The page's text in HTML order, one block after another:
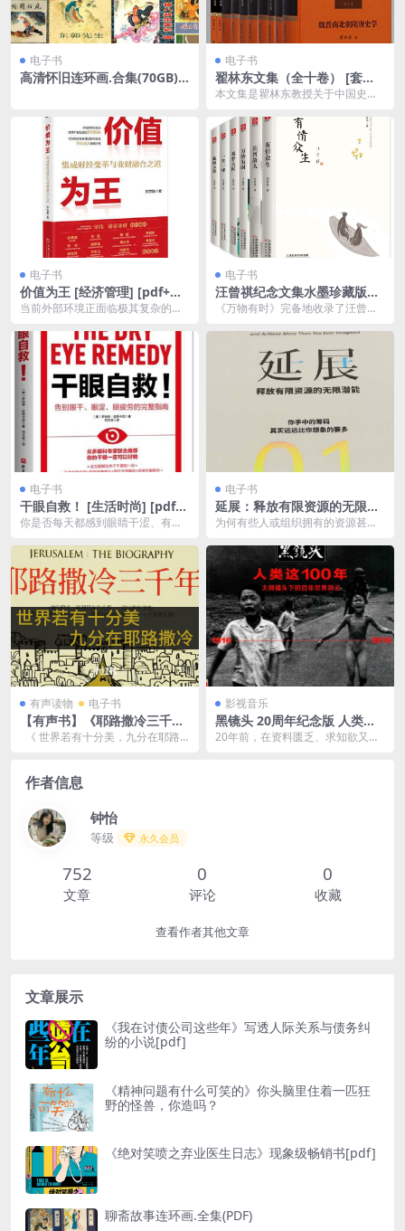
电子书
高清怀旧连环画.合集(70GB)
电子书
翟林东文集（全十卷） [ 套装
合集] [pdf+全格式]
本文集是瞿林东教授关于中国史学
的集结，内容既涵盖史...
电子书
价值为王 [ 经济管理] [pdf+全
格式]夸克网盘下载
当前外部环境正面临极其复杂的变
驱动的粗放式经营模式...
电子书
汪曾祺纪念文集水墨珍藏版套
装全六册 [ 套装合集] [pdf+全
《万物有时》完备地收录了汪曾祺
祺一生喜爱花鸟虫鱼，...
电子书
干眼自救！ [ 生活时尚] [pdf
+全格式]
你是否每天都感到眼睛干涩、有异
眼镜越来越困难？你可...
电子书
延展：释放有限资源的无限潜
能 [ 励志成功] [pdf+全格式]
为何有些人或组织拥有的资源甚少
握那么多资源却会失败...
有声读物 电子书
【有声书】《耶路撒冷三千
年》世界若有十分美，九分在
市的历史，更是整个世界的缩
影
《 世界若有十分美，九分在耶路
影视音乐
黑镜头 20周年纪念版 人类这1
00年
20年前，在资料匮乏、求知欲又极
作者信息
钟怡
等级 永久会员
752
文章
0
评论
0
收藏
查看作者其他文章
文章展示
《我在讨债公司这些年》写透人际关系与债务纠
纷的小说[pdf]
《精神问题有什么可笑的》你头脑里住着一匹狂
野的怪兽，你造吗？
《绝对笑喷之弃业医生日志》现象级畅销书[pdf]
聊斋故事连环画.全集(PDF)